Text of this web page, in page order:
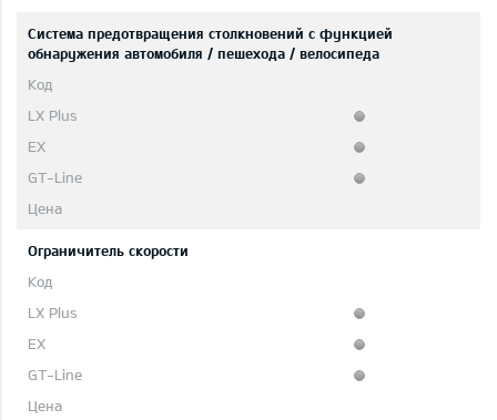
Система предотвращения столкновений с функцией
обнаружения автомобиля / пешехода / велосипеда
Ограничитель скорости